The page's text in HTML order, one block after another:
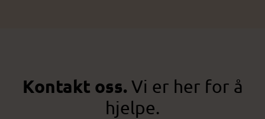
Kontakt oss.Vi er her for å
hjelpe.